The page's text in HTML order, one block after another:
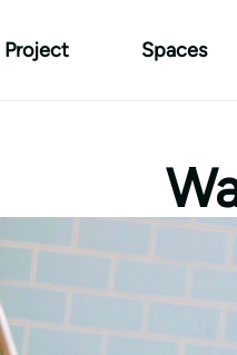
Project Spaces